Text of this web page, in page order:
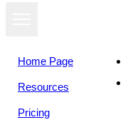
Home Page
Resources
Pricing
View as
slideshow